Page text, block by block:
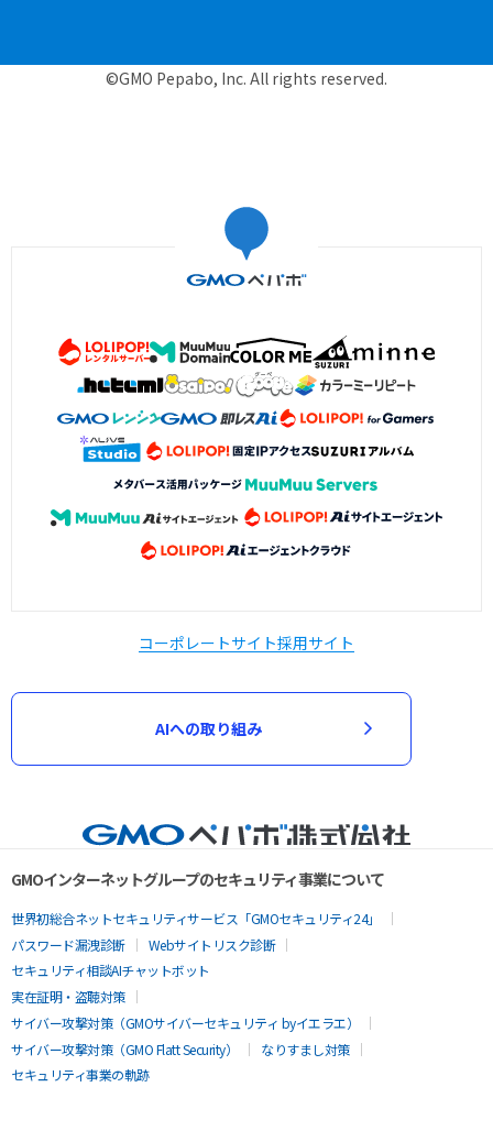
©GMO Pepabo, Inc. All rights reserved.
コーポレートサイト採用サイト
AIへの取り組み
GMOインターネットグループのセキュリティ事業について
世界初総合ネットセキュリティサービス「GMOセキュリティ24」
パスワード漏洩診断
Webサイトリスク診断
セキュリティ相談AIチャットボット
実在証明・盗聴対策
サイバー攻撃対策（GMOサイバーセキュリティ byイエラエ）
サイバー攻撃対策（GMO Flatt Security）
なりすまし対策
セキュリティ事業の軌跡